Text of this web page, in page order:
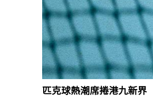
匹克球熱潮席捲港九新界